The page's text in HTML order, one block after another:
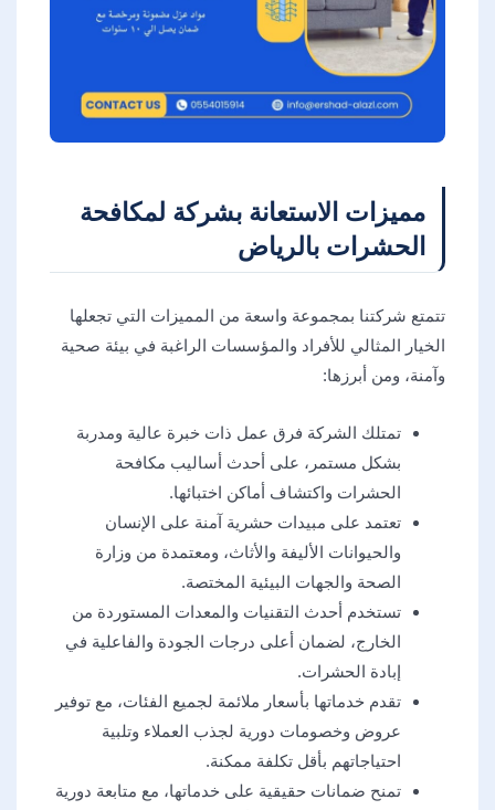
مميزات الاستعانة بشركة لمكافحة
الحشرات بالرياض
تتمتع شركتنا بمجموعة واسعة من المميزات التي تجعلها
الخيار المثالي للأفراد والمؤسسات الراغبة في بيئة صحية
وآمنة، ومن أبرزها:
تمتلك الشركة فرق عمل ذات خبرة عالية ومدربة
بشكل مستمر، على أحدث أساليب مكافحة
الحشرات واكتشاف أماكن اختبائها.
تعتمد على مبيدات حشرية آمنة على الإنسان
والحيوانات الأليفة والأثاث، ومعتمدة من وزارة
الصحة والجهات البيئية المختصة.
تستخدم أحدث التقنيات والمعدات المستوردة من
الخارج، لضمان أعلى درجات الجودة والفاعلية في
إبادة الحشرات.
تقدم خدماتها بأسعار ملائمة لجميع الفئات، مع توفير
عروض وخصومات دورية لجذب العملاء وتلبية
احتياجاتهم بأقل تكلفة ممكنة.
تمنح ضمانات حقيقية على خدماتها، مع متابعة دورية